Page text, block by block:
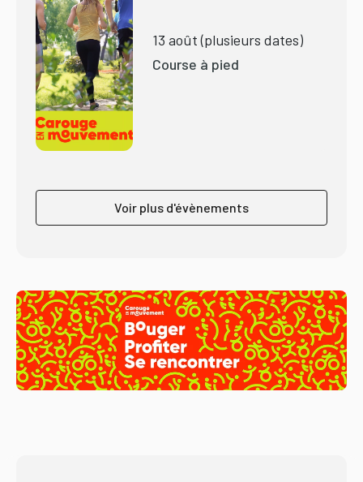
13 août (plusieurs dates)
Course à pied
Voir plus d'évènements